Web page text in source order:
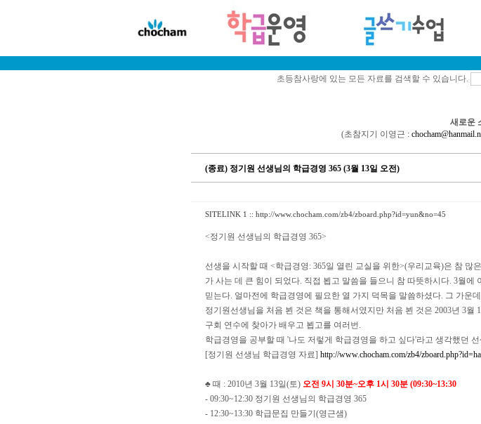
초등참사랑에 있는 모든 자료를 검색할 수 있습니다.
새로운
(초참지기 이영근 :
(종료) 정기원 선생님의 학급경영 365 (3월 13일 오전)
SITELINK 1 :: http://www.chocham.com/zb4/zboard.php?id=yun&no=45
<정기원 선생님의 학급경영 365>
선생을 시작할 때 <학급경영: 365일 열린 교실을 위한>(우리교육)은 참
가 사는 데 큰 힘이 되었다. 직접 뵙고 말씀을 들으니 참 따뜻하시다. 3월
믿는다. 얼마전에 학급경영에 필요한 열 가지 덕목을 말씀하셨다. 그 가운
정기원선생님을 처음 뵌 것은 책을 통해서였지만 처음 뵌 것은 2003년 3
구회 연수에 찾아가 배우고 뵙고를 여러번.
학급경영을 공부할 때 '나도 저렇게 학급경영을 하고 싶다'라고 생각했던
[정기원 선생님 학급경영 자료] http://www.chocham.com/zb4/
♣ 때 : 2010년 3월 13일(토) 오전 9시 30분~오후 1시 30분 (09:30~13:30
- 09:30~12:30 정기원 선생님의 학급경영 365
- 12:30~13:30 학급문집 만들기(영근샘)